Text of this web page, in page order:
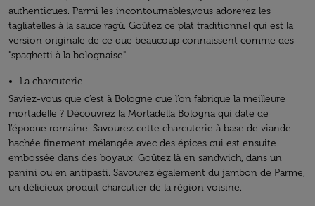
authentiques. Parmi les incontournables,vous adorerez les
tagliatelles à la sauce ragù. Goûtez ce plat traditionnel qui est la
version originale de ce que beaucoup connaissent comme des
"spaghetti à la bolognaise".
La charcuterie
Saviez-vous que c’est à Bologne que l’on fabrique la meilleure
mortadelle ? Découvrez la Mortadella Bologna qui date de
l’époque romaine. Savourez cette charcuterie à base de viande
hachée finement mélangée avec des épices qui est ensuite
embossée dans des boyaux. Goûtez là en sandwich, dans un
panini ou en antipasti. Savourez également du jambon de Parme,
un délicieux produit charcutier de la région voisine.